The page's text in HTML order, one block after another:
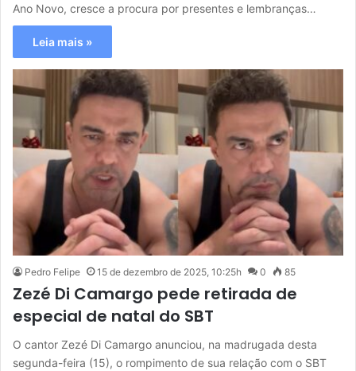
Ano Novo, cresce a procura por presentes e lembranças…
Leia mais »
Pedro Felipe 15 de dezembro de 2025, 10:25h 0 85
Zezé Di Camargo pede retirada de
especial de natal do SBT
O cantor Zezé Di Camargo anunciou, na madrugada desta
segunda-feira (15), o rompimento de sua relação com o SBT